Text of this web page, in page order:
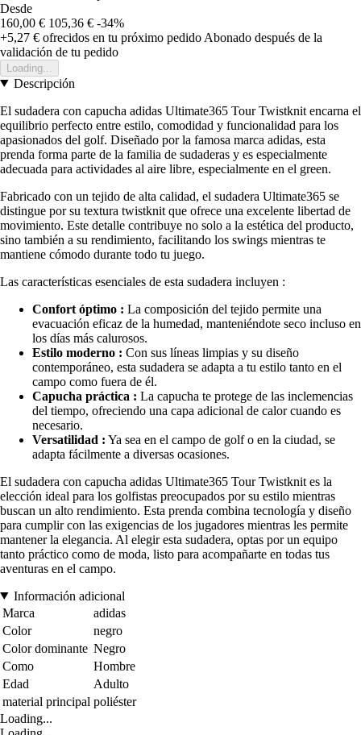
Desde
160,00 € 105,36 € -34%
+5,27 € ofrecidos en tu próximo pedido Abonado después de la
validación de tu pedido
Loading...
Descripción
El sudadera con capucha adidas Ultimate365 Tour Twistknit encarna el
equilibrio perfecto entre estilo, comodidad y funcionalidad para los
apasionados del golf. Diseñado por la famosa marca adidas, esta
prenda forma parte de la familia de sudaderas y es especialmente
adecuada para actividades al aire libre, especialmente en el green.
Fabricado con un tejido de alta calidad, el sudadera Ultimate365 se
distingue por su textura twistknit que ofrece una excelente libertad de
movimiento. Este detalle contribuye no solo a la estética del producto,
sino también a su rendimiento, facilitando los swings mientras te
mantiene cómodo durante todo tu juego.
Las características esenciales de esta sudadera incluyen :
Confort óptimo : La composición del tejido permite una
evacuación eficaz de la humedad, manteniéndote seco incluso en
los días más calurosos.
Estilo moderno : Con sus líneas limpias y su diseño
contemporáneo, esta sudadera se adapta a tu estilo tanto en el
campo como fuera de él.
Capucha práctica : La capucha te protege de las inclemencias
del tiempo, ofreciendo una capa adicional de calor cuando es
necesario.
Versatilidad : Ya sea en el campo de golf o en la ciudad, se
adapta fácilmente a diversas ocasiones.
El sudadera con capucha adidas Ultimate365 Tour Twistknit es la
elección ideal para los golfistas preocupados por su estilo mientras
buscan un alto rendimiento. Esta prenda combina tecnología y diseño
para cumplir con las exigencias de los jugadores mientras les permite
mantener la elegancia. Al elegir esta sudadera, optas por un equipo
tanto práctico como de moda, listo para acompañarte en todas tus
aventuras en el campo.
Información adicional
Marca
adidas
Color
negro
Color dominante Negro
Como
Hombre
Edad
Adulto
material principal poliéster
Loading...